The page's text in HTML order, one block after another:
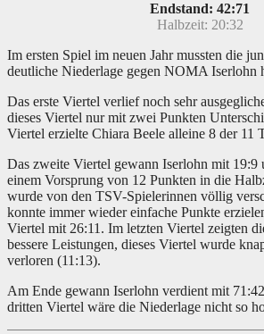
Endstand: 42:71
Halbzeit: 20:32
Im ersten Spiel im neuen Jahr mussten die
deutliche Niederlage gegen NOMA Iserlohn
Das erste Viertel verlief noch sehr
dieses Viertel nur mit zwei Punkten
Viertel erzielte Chiara Beele alleine 8 der 11
Das zweite Viertel gewann Iserlohn mit 19:9
einem Vorsprung von 12 Punkten in die
wurde von den TSV-Spielerinnen völlig
konnte immer wieder einfache Punkte
Viertel mit 26:11. Im letzten Viertel zeigten
bessere Leistungen, dieses Viertel wurde
verloren (11:13).
Am Ende gewann Iserlohn verdient mit
dritten Viertel wäre die Niederlage nicht so